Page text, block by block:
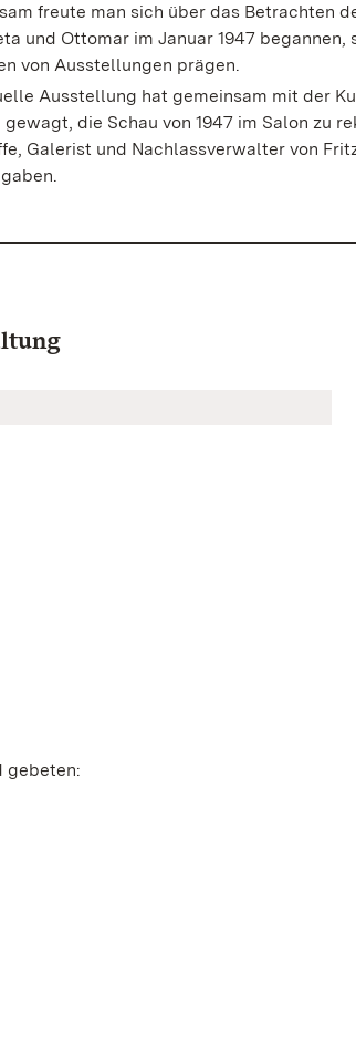
freute man sich über das Betrachten
und Ottomar im Januar 1947
von Ausstellungen prägen.
Ausstellung hat gemeinsam mit der
gewagt, die Schau von 1947 im Salon zu
Galerist und Nachlassverwalter von
gebeten: